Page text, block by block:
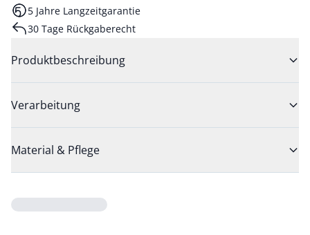
5 Jahre Langzeitgarantie
30 Tage Rückgaberecht
Produktbeschreibung
Verarbeitung
Material & Pflege